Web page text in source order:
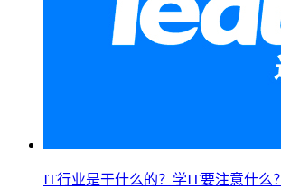
IT行业是干什么的？学IT要注意什么？